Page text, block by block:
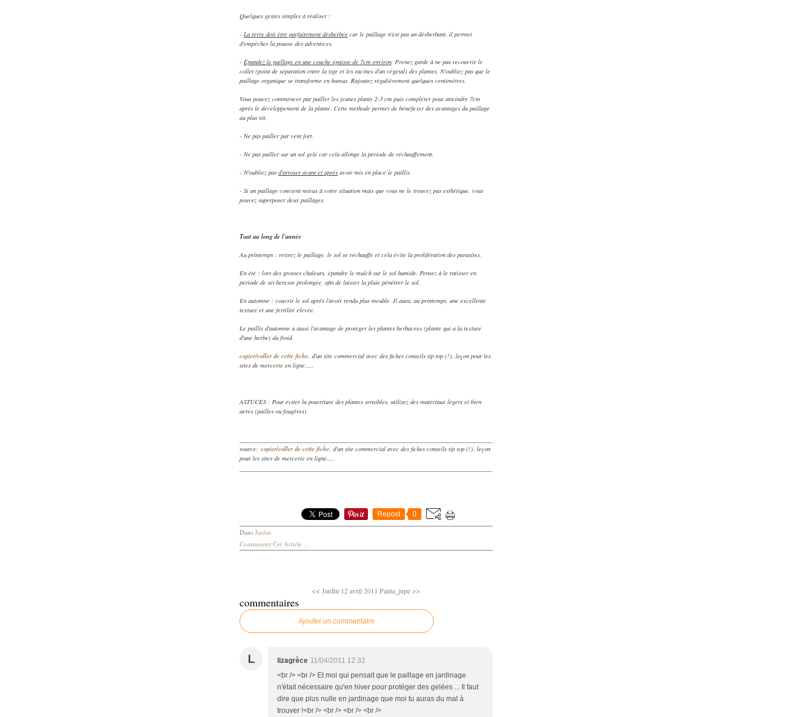
Quelques gestes simples à réaliser :
- La terre doit être parfaitement désherbée car le paillage n'est pas un désherbant, il permet
d'empêcher la pousse des adventices.
- Épandez le paillage en une couche épaisse de 7cm environ. Prenez garde à ne pas recouvrir le
collet (point de séparation entre la tige et les racines d'un végétal) des plantes. N'oubliez pas que le
paillage organique se transforme en humus. Rajoutez régulièrement quelques centimètres.
Vous pouvez commencer par pailler les jeunes plants 2-3 cm puis compléter pour atteindre 7cm
après le développement de la plante. Cette méthode permet de bénéficier des avantages du paillage
au plus tôt.
- Ne pas pailler par vent fort.
- Ne pas pailler sur un sol gelé car cela allonge la période de réchauffement.
- N'oubliez pas d'arroser avant et après avoir mis en place le paillis.
- Si un paillage convient mieux à votre situation mais que vous ne le trouvez pas esthétique, vous
pouvez superposer deux paillages.
Tout au long de l'année
Au printemps : retirez le paillage, le sol se réchauffe et cela évite la prolifération des parasites.
En été : lors des grosses chaleurs, épandre le mulch sur le sol humide. Pensez à le ratisser en
période de sécheresse prolongée, afin de laisser la pluie pénétrer le sol.
En automne : couvrir le sol après l'avoir rendu plus meuble. Il aura, au printemps, une excellente
texture et une fertilité élevée.
Le paillis d'automne a aussi l'avantage de protéger les plantes herbacées (plante qui a la texture
d'une herbe) du froid.
copier/coller de cette fiche, d'un site commercial avec des fiches conseils tip top (!), leçon pour les
sites de mercerie en ligne.....
ASTUCES : Pour éviter la pourriture des plantes sensibles, utilisez des matériaux légers et bien
aérés (pailles ou fougères)
source: copier/coller de cette fiche, d'un site commercial avec des fiches conseils tip top (!), leçon
pour les sites de mercerie en ligne.....
Repost 0
Dans Jardin
Commenter Cet Article …
<< Jardin 12 avril 2011 Panta_jupe >>
commentaires
Ajouter un commentaire
L lizagrèce 11/04/2011 12:32
<br /> <br /> Et moi qui pensait que le paillage en jardinage
n'était nécessaire qu'en hiver pour protéger des gelées ... Il faut
dire que plus nulle en jardinage que moi tu auras du mal à
trouver !<br /> <br /> <br /> <br />